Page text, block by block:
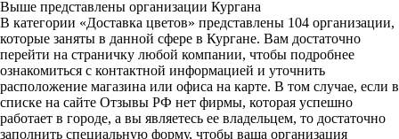
Выше представлены организации Кургана
В категории «Доставка цветов» представлены 104 организации,
которые заняты в данной сфере в Кургане. Вам достаточно
перейти на страничку любой компании, чтобы подробнее
ознакомиться с контактной информацией и уточнить
расположение магазина или офиса на карте. В том случае, если в
списке на сайте Отзывы РФ нет фирмы, которая успешно
работает в городе, а вы являетесь ее владельцем, то достаточно
заполнить специальную форму, чтобы ваша организация